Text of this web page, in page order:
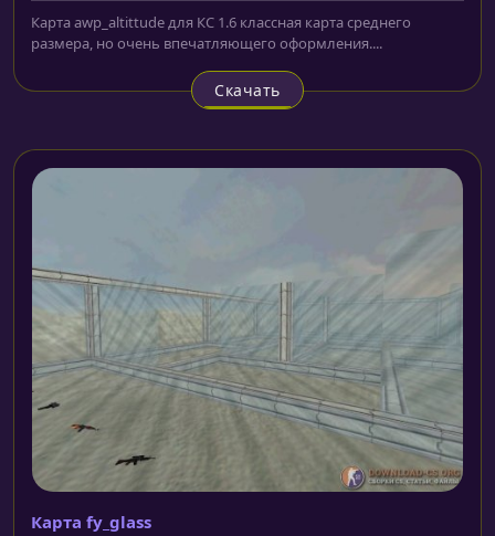
Карта awp_altittude для КС 1.6 классная карта среднего
размера, но очень впечатляющего оформления....
Скачать
Карта fy_glass